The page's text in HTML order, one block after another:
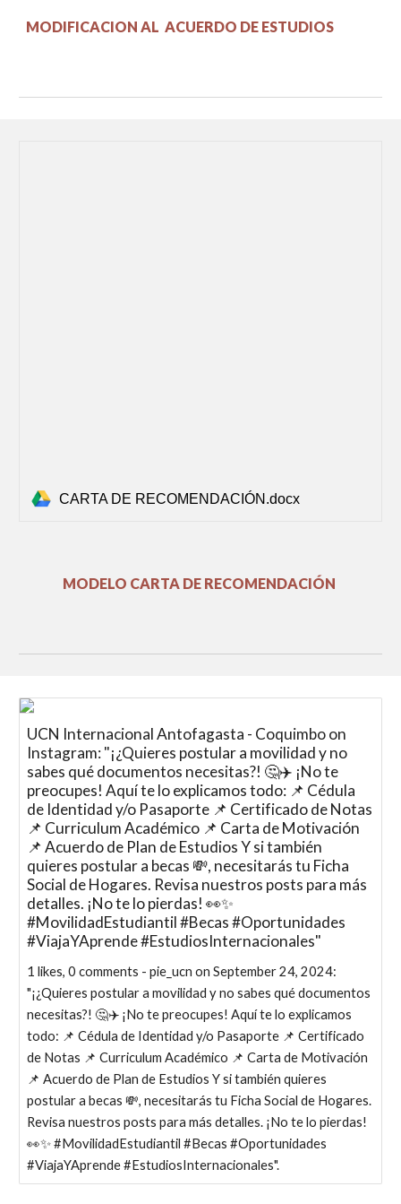
MODIFICACION ALACUERDO DE ESTUDIOS
CARTA DE RECOMENDACIÓN.docx
MODELO CARTA DE RECOMENDACIÓN
UCN Internacional Antofagasta - Coquimbo on
Instagram: "¡¿Quieres postular a movilidad y no
sabes qué documentos necesitas?! 🤔✈️ ¡No te
preocupes! Aquí te lo explicamos todo: 📌 Cédula
de Identidad y/o Pasaporte 📌 Certificado de Notas
📌 Curriculum Académico 📌 Carta de Motivación
📌 Acuerdo de Plan de Estudios Y si también
quieres postular a becas 💸, necesitarás tu Ficha
Social de Hogares. Revisa nuestros posts para más
detalles. ¡No te lo pierdas! 👀✨
#MovilidadEstudiantil #Becas #Oportunidades
#ViajaYAprende #EstudiosInternacionales"
1 likes, 0 comments - pie_ucn on September 24, 2024:
"¡¿Quieres postular a movilidad y no sabes qué documentos
necesitas?! 🤔✈️ ¡No te preocupes! Aquí te lo explicamos
todo: 📌 Cédula de Identidad y/o Pasaporte 📌 Certificado
de Notas 📌 Curriculum Académico 📌 Carta de Motivación
📌 Acuerdo de Plan de Estudios Y si también quieres
postular a becas 💸, necesitarás tu Ficha Social de Hogares.
Revisa nuestros posts para más detalles. ¡No te lo pierdas!
👀✨ #MovilidadEstudiantil #Becas #Oportunidades
#ViajaYAprende #EstudiosInternacionales".